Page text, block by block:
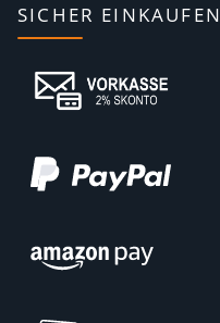
SICHER EINKAUFEN